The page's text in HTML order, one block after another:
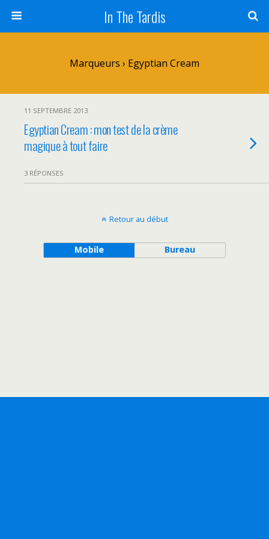
In The Tardis
Marqueurs › Egyptian Cream
11 SEPTEMBRE 2013
Egyptian Cream : mon test de la crème
magique à tout faire
3 RÉPONSES
Retour au début
Mobile Bureau